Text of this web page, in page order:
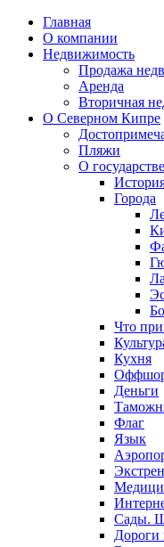
Главная
О компании
Недвижимость
Продажа
Аренда
Вторичная
О Северном Кипре
Пляжи
О государстве
Города
Что
Кухня
Деньги
Флаг
Язык
Сады.
Дороги